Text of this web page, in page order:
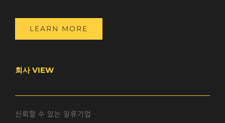
LEARN MORE
회사 VIEW
신뢰할 수 있는 일류기업